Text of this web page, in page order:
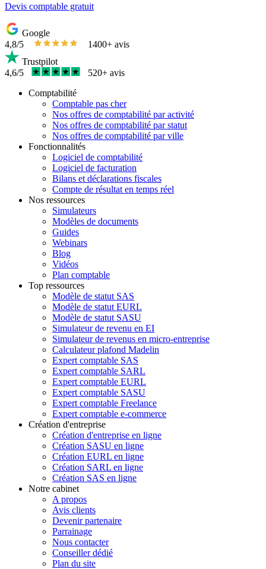
Devis comptable gratuit
Google
4,8/5
1400+ avis
Trustpilot
4,6/5
520+ avis
Comptabilité
Comptable pas cher
Nos offres de comptabilité par activité
Nos offres de comptabilité par statut
Nos offres de comptabilité par ville
Fonctionnalités
Logiciel de comptabilité
Logiciel de facturation
Bilans et déclarations fiscales
Compte de résultat en temps réel
Nos ressources
Simulateurs
Modèles de documents
Guides
Webinars
Blog
Vidéos
Plan comptable
Top ressources
Modèle de statut SAS
Modèle de statut EURL
Modèle de statut SASU
Simulateur de revenu en EI
Simulateur de revenus en micro-entreprise
Calculateur plafond Madelin
Expert comptable SAS
Expert comptable SARL
Expert comptable EURL
Expert comptable SASU
Expert comptable Freelance
Expert comptable e-commerce
Création d'entreprise
Création d'entreprise en ligne
Création SASU en ligne
Création EURL en ligne
Création SARL en ligne
Création SAS en ligne
Notre cabinet
A propos
Avis clients
Devenir partenaire
Parrainage
Nous contacter
Conseiller dédié
Plan du site